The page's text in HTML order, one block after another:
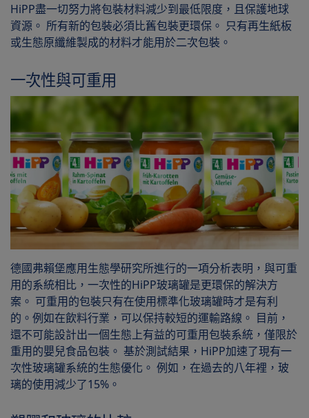
HiPP盡一切努力將包裝材料減少到最低限度，且保護地球
資源。 所有新的包裝必須比舊包裝更環保。 只有再生紙板
或生態原纖維製成的材料才能用於二次包裝。
一次性與可重用
德國弗賴堡應用生態學研究所進行的一項分析表明，與可重
用的系統相比，一次性的HiPP玻璃罐是更環保的解決方
案。 可重用的包裝只有在使用標準化玻璃罐時才是有利
的。例如在飲料行業，可以保持較短的運輸路線。 目前，
還不可能設計出一個生態上有益的可重用包裝系統，僅限於
重用的嬰兒食品包裝。 基於測試結果，HiPP加速了現有一
次性玻璃罐系統的生態優化。 例如，在過去的八年裡，玻
璃的使用減少了15%。